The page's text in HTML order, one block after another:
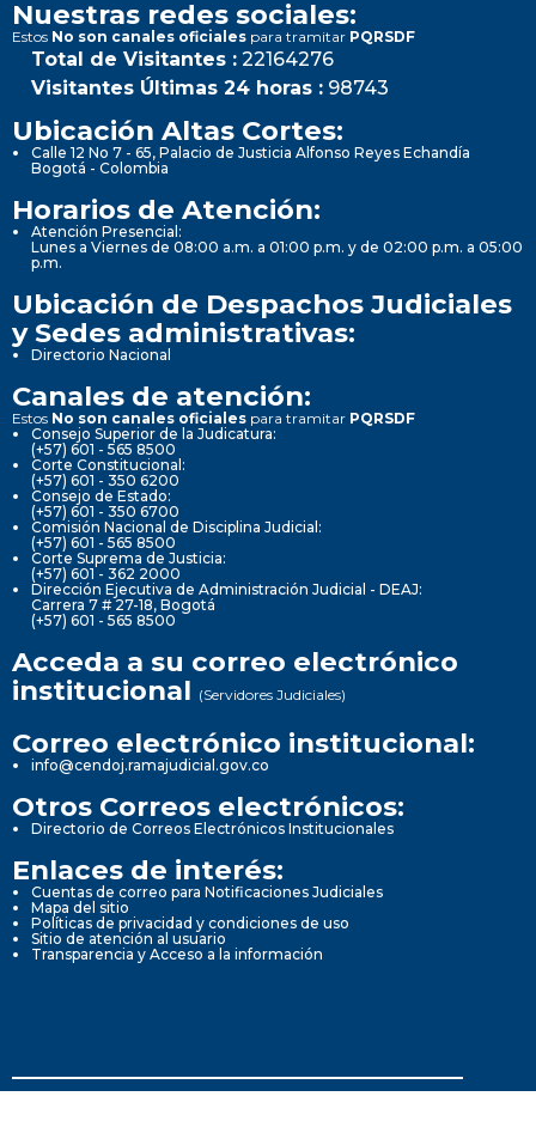
Nuestras redes sociales:
Estos No son canales oficiales para tramitar PQRSDF
Total de Visitantes : 22164276
Visitantes Últimas 24 horas : 98743
Ubicación Altas Cortes:
Calle 12 No 7 - 65, Palacio de Justicia Alfonso Reyes Echandía
Bogotá - Colombia
Horarios de Atención:
Atención Presencial:
Lunes a Viernes de 08:00 a.m. a 01:00 p.m. y de 02:00 p.m. a 05:00
p.m.
Ubicación de Despachos Judiciales
y Sedes administrativas:
Directorio Nacional
Canales de atención:
Estos No son canales oficiales para tramitar PQRSDF
Consejo Superior de la Judicatura:
(+57) 601 - 565 8500
Corte Constitucional:
(+57) 601 - 350 6200
Consejo de Estado:
(+57) 601 - 350 6700
Comisión Nacional de Disciplina Judicial:
(+57) 601 - 565 8500
Corte Suprema de Justicia:
(+57) 601 - 362 2000
Dirección Ejecutiva de Administración Judicial - DEAJ:
Carrera 7 # 27-18, Bogotá
(+57) 601 - 565 8500
Acceda a su correo electrónico
institucional (Servidores Judiciales)
Correo electrónico institucional:
info@cendoj.ramajudicial.gov.co
Otros Correos electrónicos:
Directorio de Correos Electrónicos Institucionales
Enlaces de interés:
Cuentas de correo para Notificaciones Judiciales
Mapa del sitio
Políticas de privacidad y condiciones de uso
Sitio de atención al usuario
Transparencia y Acceso a la información